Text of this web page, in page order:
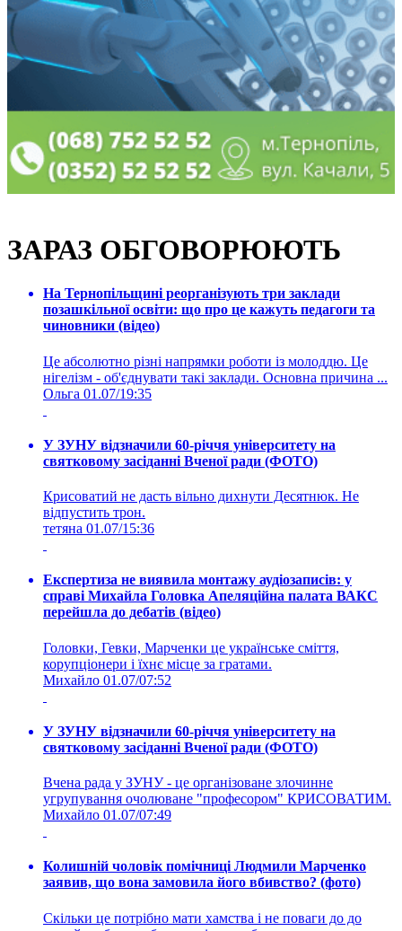
ЗАРАЗ ОБГОВОРЮЮТЬ
На Тернопільщині реорганізують три заклади
позашкільної освіти: що про це кажуть педагоги та
чиновники (відео)
Це абсолютно різні напрямки роботи із молоддю. Це
нігелізм - об'єднувати такі заклади. Основна причина ...
Ольга 01.07/19:35
У ЗУНУ відзначили 60-річчя університету на
святковому засіданні Вченої ради (ФОТО)
Крисоватий не дасть вільно дихнути Десятнюк. Не
відпустить трон.
тетяна 01.07/15:36
Експертиза не виявила монтажу аудіозаписів: у
справі Михайла Головка Апеляційна палата ВАКС
перейшла до дебатів (відео)
Головки, Гевки, Марченки це українське сміття,
корупціонери і їхнє місце за гратами.
Михайло 01.07/07:52
У ЗУНУ відзначили 60-річчя університету на
святковому засіданні Вченої ради (ФОТО)
Вчена рада у ЗУНУ - це організоване злочинне
угрупування очолюване "професором" КРИСОВАТИМ.
Михайло 01.07/07:49
Колишній чоловік помічниці Людмили Марченко
заявив, що вона замовила його вбивство? (фото)
Скільки це потрібно мати хамства і не поваги до до